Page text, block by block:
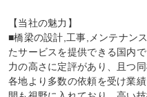
【当社の魅力】
■橋梁の設計,工事,メンテナン
たサービスを提供できる国内
力の高さに定評があり、且つ
各地より多数の依頼を受け業